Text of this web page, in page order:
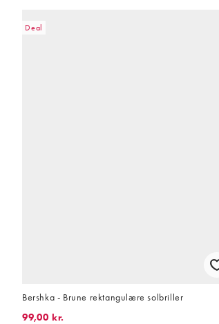
Deal
Bershka - Brune rektangulære solbriller
99,00 kr.